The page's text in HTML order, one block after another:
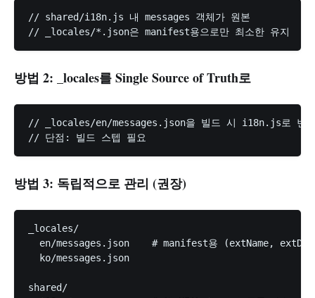
// shared/i18n.js 내 messages 객체가 원본
방법 2: _locales를 Single Source of Truth로
// _locales/en/messages.json을 빌드 시 i18n.js로 변
방법 3: 독립적으로 관리 (권장)
_locales/
en/messages.json    # manifest용 (extName,
  ko/messages.json
shared/